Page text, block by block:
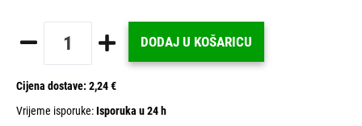
DODAJ U KOŠARICU
Cijena dostave: 2,24 €
Vrijeme isporuke:Isporuka u 24 h